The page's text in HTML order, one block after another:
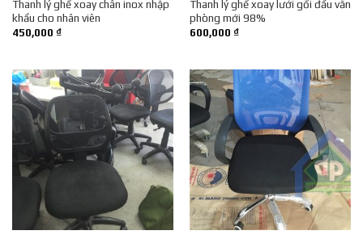
Thanh lý ghế xoay chân inox nhập
khẩu cho nhân viên
450,000 ₫
Thanh lý ghế xoay lưới gối đầu văn
phòng mới 98%
600,000 ₫